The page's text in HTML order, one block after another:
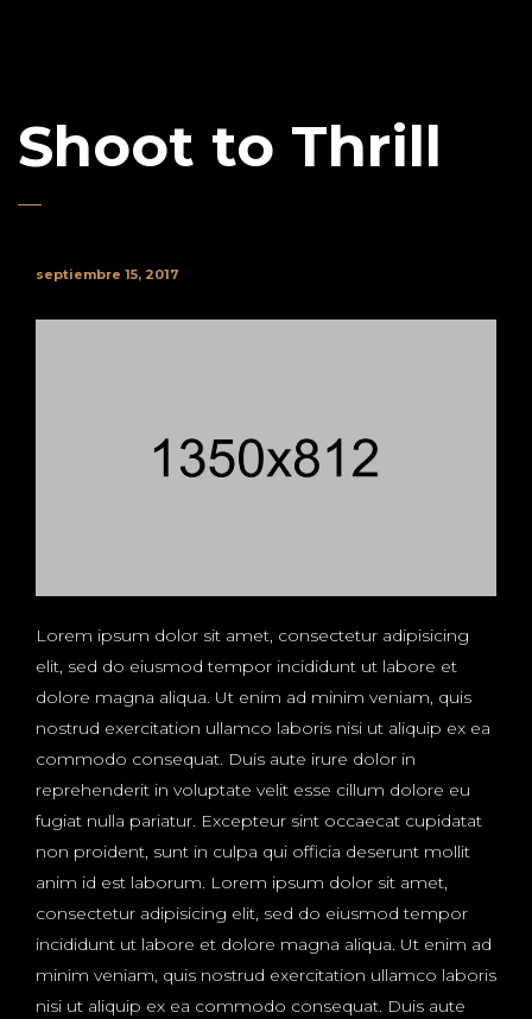
Shoot to Thrill
septiembre 15, 2017
Lorem ipsum dolor sit amet, consectetur adipisicing
elit, sed do eiusmod tempor incididunt ut labore et
dolore magna aliqua. Ut enim ad minim veniam, quis
nostrud exercitation ullamco laboris nisi ut aliquip ex ea
commodo consequat. Duis aute irure dolor in
reprehenderit in voluptate velit esse cillum dolore eu
fugiat nulla pariatur. Excepteur sint occaecat cupidatat
non proident, sunt in culpa qui officia deserunt mollit
anim id est laborum. Lorem ipsum dolor sit amet,
consectetur adipisicing elit, sed do eiusmod tempor
incididunt ut labore et dolore magna aliqua. Ut enim ad
minim veniam, quis nostrud exercitation ullamco laboris
nisi ut aliquip ex ea commodo consequat. Duis aute